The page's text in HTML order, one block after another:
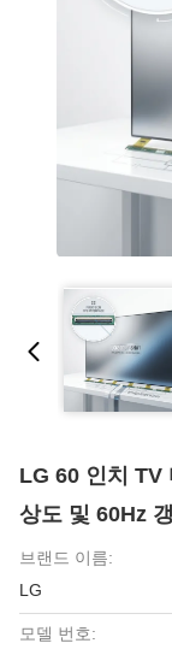
LG 60 인치 TV
상도 및 60Hz
브랜드 이름:
LG
모델 번호: